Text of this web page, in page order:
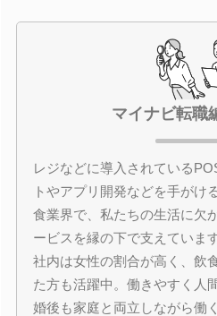
マイナビ転職
レジなどに導入されている
トやアプリ開発などを手がけ
食業界で、私たちの生活に欠
ービスを縁の下で支えています
社内は女性の割合が高く、飲
た方も活躍中。働きやすく人
婚後も家庭と両立しながら働